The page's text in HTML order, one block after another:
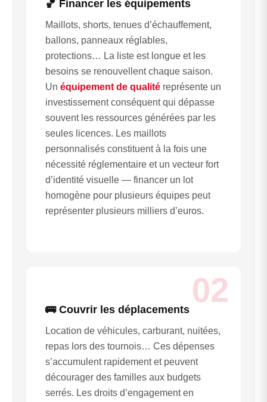
🏀 Financer les équipements
Maillots, shorts, tenues d’échauffement,
ballons, panneaux réglables,
protections… La liste est longue et les
besoins se renouvellent chaque saison.
Un équipement de qualité représente un
investissement conséquent qui dépasse
souvent les ressources générées par les
seules licences. Les maillots
personnalisés constituent à la fois une
nécessité réglementaire et un vecteur fort
d’identité visuelle — financer un lot
homogène pour plusieurs équipes peut
représenter plusieurs milliers d’euros.
02
🚌 Couvrir les déplacements
Location de véhicules, carburant, nuitées,
repas lors des tournois… Ces dépenses
s’accumulent rapidement et peuvent
décourager des familles aux budgets
serrés. Les droits d’engagement en